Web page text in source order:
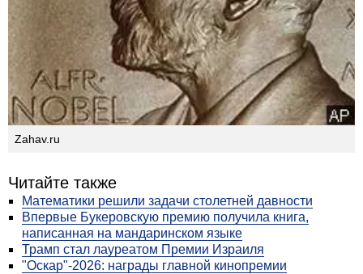
Zahav.ru
Читайте также
Математики решили задачи столетней давности
Впервые Букеровскую премию получила книга,
написанная на мандаринском языке
Трамп стал лауреатом Премии Израиля
"Оскар"-2026: награды главной кинопремии